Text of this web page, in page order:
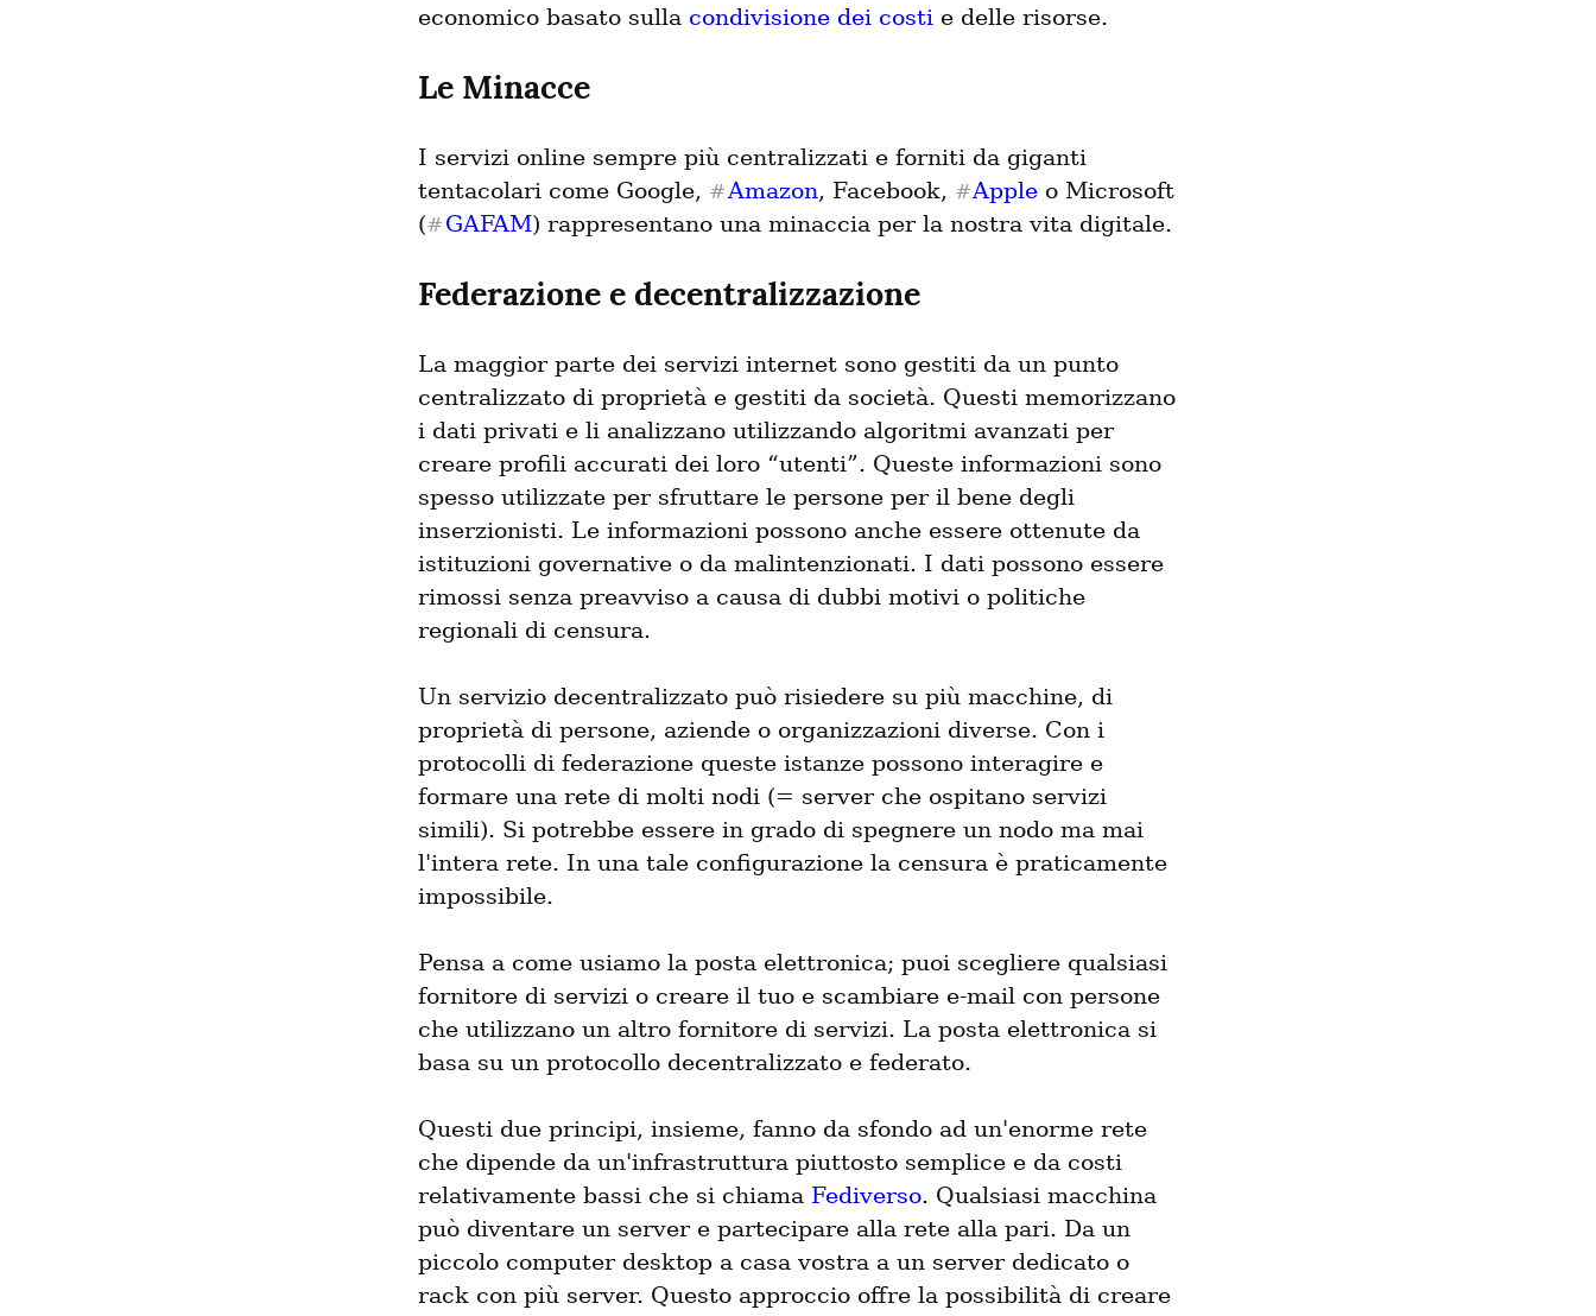
economico basato sulla condivisione dei costi e delle risorse.
Le Minacce
I servizi online sempre più centralizzati e forniti da giganti
tentacolari come Google, #Amazon, Facebook, #Apple o Microsoft
(# GAFAM) rappresentano una minaccia per la nostra vita digitale.
Federazione e decentralizzazione
La maggior parte dei servizi internet sono gestiti da un punto
centralizzato di proprietà e gestiti da società. Questi memorizzano
i dati privati e li analizzano utilizzando algoritmi avanzati per
creare profili accurati dei loro “utenti”. Queste informazioni sono
spesso utilizzate per sfruttare le persone per il bene degli
inserzionisti. Le informazioni possono anche essere ottenute da
istituzioni governative o da malintenzionati. I dati possono essere
rimossi senza preavviso a causa di dubbi motivi o politiche
regionali di censura.
Un servizio decentralizzato può risiedere su più macchine, di
proprietà di persone, aziende o organizzazioni diverse. Con i
protocolli di federazione queste istanze possono interagire e
formare una rete di molti nodi (= server che ospitano servizi
simili). Si potrebbe essere in grado di spegnere un nodo ma mai
l'intera rete. In una tale configurazione la censura è praticamente
impossibile.
Pensa a come usiamo la posta elettronica; puoi scegliere qualsiasi
fornitore di servizi o creare il tuo e scambiare e-mail con persone
che utilizzano un altro fornitore di servizi. La posta elettronica si
basa su un protocollo decentralizzato e federato.
Questi due principi, insieme, fanno da sfondo ad un'enorme rete
che dipende da un'infrastruttura piuttosto semplice e da costi
relativamente bassi che si chiama Fediverso. Qualsiasi macchina
può diventare un server e partecipare alla rete alla pari. Da un
piccolo computer desktop a casa vostra a un server dedicato o
rack con più server. Questo approccio offre la possibilità di creare